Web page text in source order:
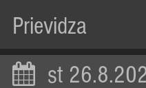
Prievidza
st